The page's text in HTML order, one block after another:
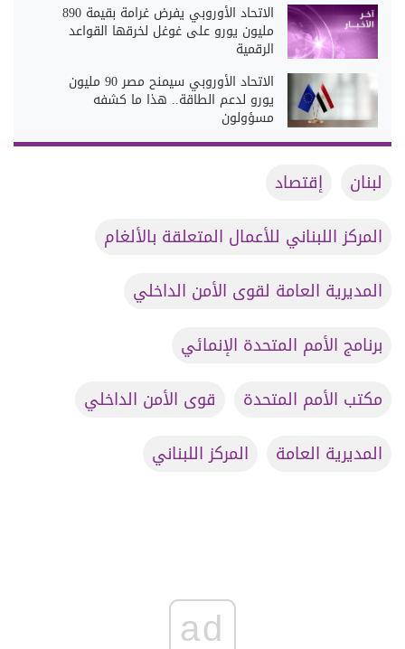
الاتحاد الأوروبي يفرض غرامة بقيمة 890
مليون يورو على غوغل لخرقها القواعد
الرقمية
الاتحاد الأوروبي سيمنح مصر 90 مليون
يورو لدعم الطاقة.. هذا ما كشفه
مسؤولون
لبنان
إقتصاد
المركز اللبناني للأعمال المتعلقة بالألغام
المديرية العامة لقوى الأمن الداخلي
برنامج الأمم المتحدة الإنمائي
مكتب الأمم المتحدة
قوى الأمن الداخلي
المديرية العامة
المركز اللبناني
ad